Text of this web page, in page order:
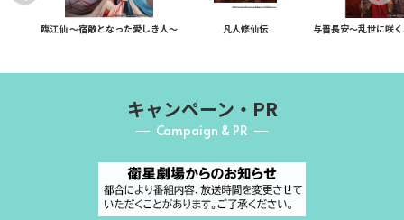
臨江仙 ～宿敵となった愛しき人～ 凡人修仙伝 与晋長安～乱世に咲
キャンペーン・PR
Campaign & PR